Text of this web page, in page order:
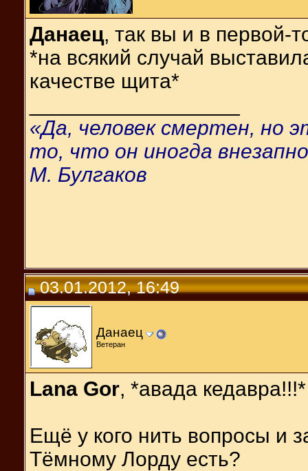
Данаец, так вы и в первой-
*на всякий случай
качестве щита*
«Да, человек смертен, но
то, что он иногда
М. Булгаков
03.01.2012, 16:49
Данаец
Ветеран
Lana Gor, *авада кедавра!!!*
Ещё у кого нить вопросы и
Тёмному Лорду есть?